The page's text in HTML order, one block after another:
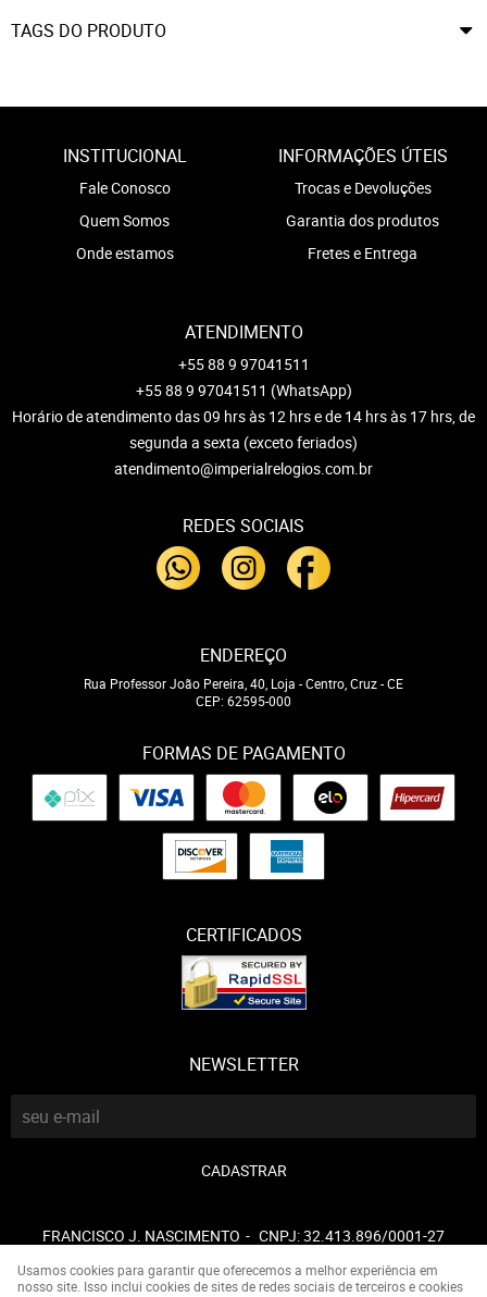
TAGS DO PRODUTO
INSTITUCIONAL
Fale Conosco
Quem Somos
Onde estamos
INFORMAÇÕES ÚTEIS
Trocas e Devoluções
Garantia dos produtos
Fretes e Entrega
ATENDIMENTO
+55 88 9 97041511
+55 88 9 97041511 (WhatsApp)
Horário de atendimento das 09 hrs às 12 hrs e de 14 hrs às 17 hrs, de
segunda a sexta (exceto feriados)
atendimento@imperialrelogios.com.br
REDES SOCIAIS
ENDEREÇO
Rua Professor João Pereira, 40, Loja -Centro, Cruz-CE
CEP: 62595-000
FORMAS DE PAGAMENTO
CERTIFICADOS
NEWSLETTER
CADASTRAR
FRANCISCO J. NASCIMENTO CNPJ: 32.413.896/0001-27
Usamos cookies para garantir que oferecemos a melhor experiência em
nosso site. Isso inclui cookies de sites de redes sociais de terceiros e cookies